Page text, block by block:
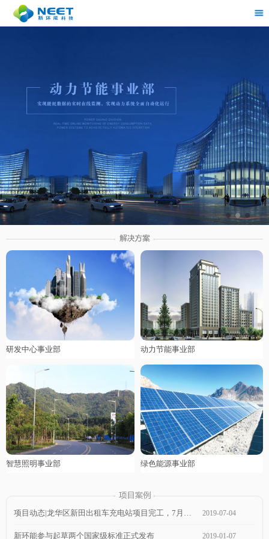
茶
研发中心事业部 动力节能事业部
智慧照明事业部 绿色能源事业部
2019-07-04
新环能参与起草两个国家级标准正式发布 2019-01-07